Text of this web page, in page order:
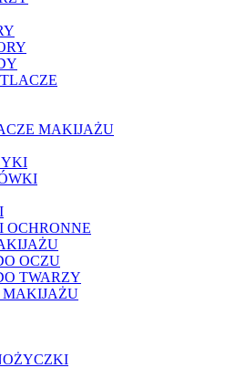
MAKIJAŻU
OCHRONNE
OCZU
TWARZY
MAKIJAŻU